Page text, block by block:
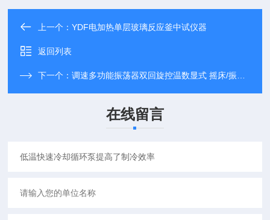
上一个：YDF电加热单层玻璃反应釜中试仪器
返回列表
下一个：调速多功能振荡器双回旋控温数显式 摇床/振荡器
在线留言